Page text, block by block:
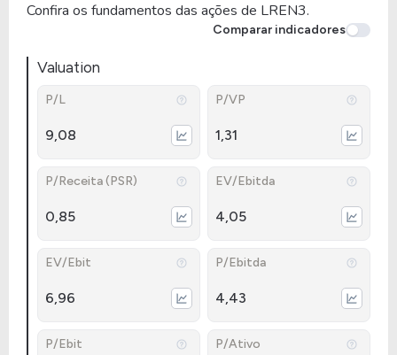
Confira os fundamentos das ações de LREN3.
Comparar indicadores
Valuation
P/L
9,08
P/VP
1,31
P/Receita (PSR)
0,85
EV/Ebitda
4,05
EV/Ebit
6,96
P/Ebitda
4,43
P/Ebit P/Ativo